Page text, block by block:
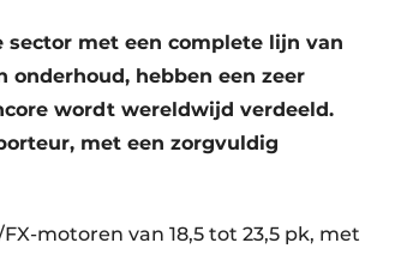
sector met een complete lijn van
onderhoud, hebben een zeer
wordt wereldwijd verdeeld.
met een zorgvuldig
motoren van 18,5 tot 23,5 pk, met